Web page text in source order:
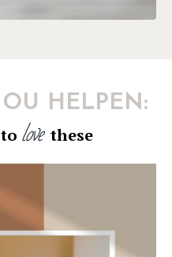
HELPEN:
love these